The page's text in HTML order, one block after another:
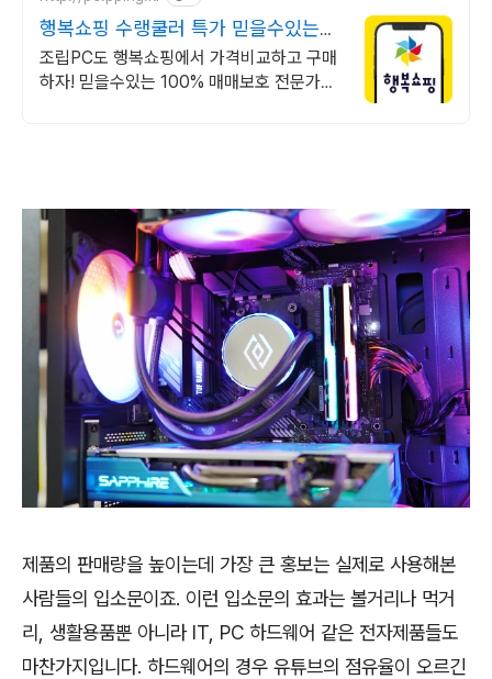
행복쇼핑 수랭쿨러 특가 믿을수있는
100% 매매보호
조립PC도 행복쇼핑에서 가격비교하고 구매
하자! 믿을수있는 100% 매매보호 전문가의
제품의 판매량을 높이는데 가장 큰 홍보는 실제로 사용해본
사람들의 입소문이죠. 이런 입소문의 효과는 볼거리나 먹거
리, 생활용품뿐 아니라 IT, PC 하드웨어 같은 전자제품들도
마찬가지입니다. 하드웨어의 경우 유튜브의 점유율이 오르긴